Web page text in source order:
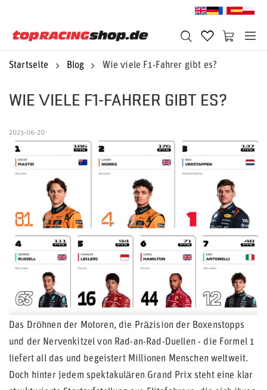
Startseite Blog Wie viele F1-Fahrer gibt es?
WIE VIELE F1-FAHRER GIBT ES?
2025-06-20
Das Dröhnen der Motoren, die Präzision der Boxenstopps
und der Nervenkitzel von Rad-an-Rad-Duellen - die Formel 1
liefert all das und begeistert Millionen Menschen weltweit.
Doch hinter jedem spektakulären Grand Prix steht eine klar